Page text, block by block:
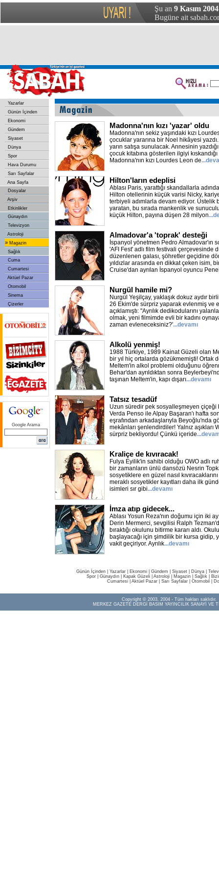
Şu an 9 Kasım
Bugüne ait
Yazarlar
Günün İçinden
Ekonomi
Gündem
Siyaset
Dünya
Spor
Hava Durumu
Sarı Sayfalar
Ana Sayfa
Dosyalar
Arşiv
Etkinlikler
Günaydın
Televizyon
Astroloji
» Magazin
Sağlık
Cuma
Cumartesi
Aktüel Pazar
Otomobil
Sinema
Çizerler
Google Arama
Madonna'nın kızı 'yazar' oldu
Madonna'nın sekiz yaşındaki kızı
çocuklar yararına bir Noel hikâyesi
yarın satışa sunulacak. Annesinin
çocuk kitabına gösterilen ilgiyi
Madonna'nın kızı Lourdes Leon de
Hilton'ların edeplisi
Ablası Paris, yarattığı skandallarla
Hilton otellerinin küçük varisi Nicky,
terbiyeli adımlarla devam ediyor. Üstelik
yaratan, bu sırada mankenlik ve
küçük Hilton, payına düşen 28 milyon
Almadovar'a 'toprak' desteği
İspanyol yönetmen Pedro Almadovar'ın
'AFI Fest' adlı film festivali çerçevesinde
düzenlenen galası, şöhretler geçidine
yıldızlar arasında en dikkat çeken isim,
Cruise'dan ayrılan İspanyol oyuncu
Nurgül hamile mi?
Nurgül Yeşilçay, yaklaşık dokuz aydır
26 Ekim'de sürpriz yaparak evlenmiş ve
açıklamıştı: "Ayrılık dedikodularını
olmak, yeni filmimde evli bir kadını
zaman evleneceksiniz?'...devamı
Alkolü yenmiş!
1988 Türkiye, 1989 Kainat Güzeli olan
bir yıl hiç ortalarda gözükmemişti! Ortak
Meltem'in alkol problemi olduğunu
Behar'dan ayrıldıktan sonra
taşınan Meltem'in, kapı dışarı...devamı
Tatsız tesadüf
Uzun süredir pek sosyalleşmeyen çiçeği
Verda Penso ile Alpay Başaran'ı hafta
eşrafından arkadaşlarıyla Beyoğlu'nda
mekânları şenlendirdiler! Yalnız aşıkları
sürpriz bekliyordu! Çünkü içeride
Kraliçe de kıvıracak!
Fulya Eyilik'in sahibi olduğu OWO adlı
bir zamanların ünlü dansözü Nesrin
sosyetiklere en güzel nasıl
meraklı sosyetikler kayıtları daha ilk
isimleri sır gibi...devamı
İmza atıp gidecek...
Ablası Yosun Reza'nın doğumu için iki
Derin Mermerci, sevgilisi Ralph
bıraktığı okulunu bitirme kararı aldı.
başlayacağı için şimdilik bir kursa gidip,
vakit geçiriyor. Ayrılık...devamı
Günün İçinden Yazarlar Ekonomi Gündem Siyaset Dünya |
Spor
Günaydın Kapak Güzeli Astroloji Magazin Sağlık
Cumartesi| Aktüel Pazar| Sarı Sayfalar| Otomobil
Copyright © 2003, 2004 - Tüm hakları saklıdır.
MERKEZ GAZETE DERGİ BASIM YAYINCILIK SANAYİ VE